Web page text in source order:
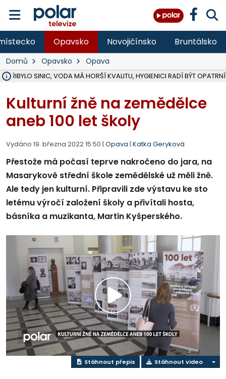
Opavsko Novojičínsko Bruntálsko
Domů Opavsko Opava
PŘIBYLO SINIC, VODA MÁ HORŠÍ KVALITU, HYGIENICI RADÍ BÝT OPATRNÍ
Kulturní žně na zemědělce
aneb 100 let školy
Vydáno 19. března 2022 15:50 | Opava | Katka Geryková
Přestože má počasí teprve nakročeno do jara, na
Masarykově střední škole zemědělské už měli žně.
Ale tedy jen kulturní. Připravili zde výstavu ke sto
letému výročí založení školy a přivítali hosta,
básníka a muzikanta, Martin Kyšperského.
Přehrát
video
Stáhnout přepis Stáhnout video